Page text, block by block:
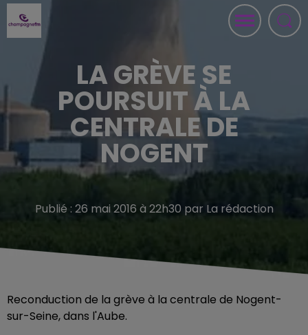
LA GRÈVE SE
POURSUIT À LA
CENTRALE DE
NOGENT
Publié : 26 mai 2016 à 22h30 par La rédaction
Reconduction de la grève à la centrale de Nogent-
sur-Seine, dans l'Aube.